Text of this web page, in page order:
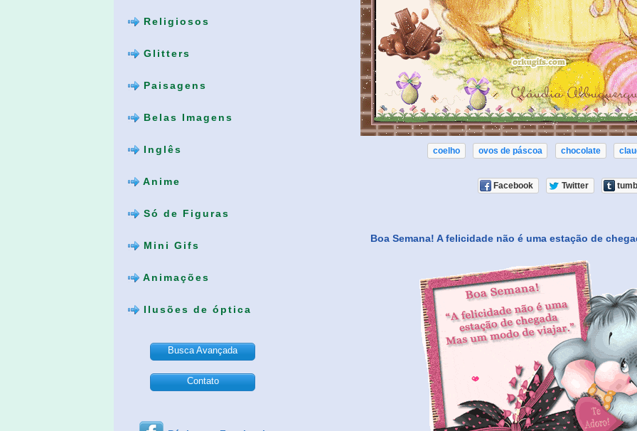
Religiosos
Glitters
Paisagens
Belas Imagens
Inglês
Anime
Só de Figuras
Mini Gifs
Animações
Ilusões de óptica
Busca Avançada
Contato
coelho ovos de páscoa chocolate
Facebook Twitter
Boa Semana! A felicidade não é uma estação de